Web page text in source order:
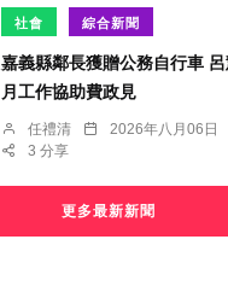
社會 綜合新聞
嘉義縣鄰長獲贈公務自行車
月工作協助費政見
任禮清 2026年八月06日
3 分享
更多最新新聞